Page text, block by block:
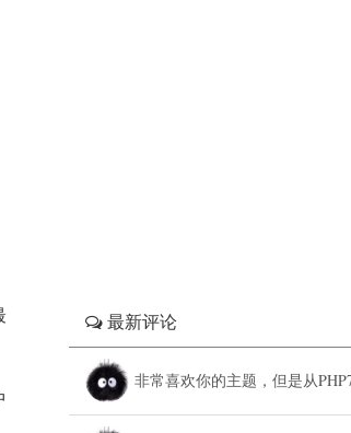
最新评论
非常喜欢你的主题，但是从PHP7.1开始，主题设置中的列表广